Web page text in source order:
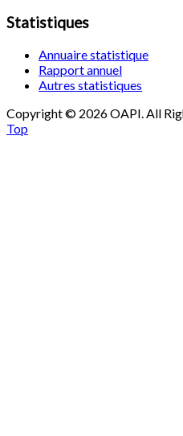
Statistiques
Annuaire statistique
Rapport annuel
Autres statistiques
Copyright © 2026 OAPI. All
Top